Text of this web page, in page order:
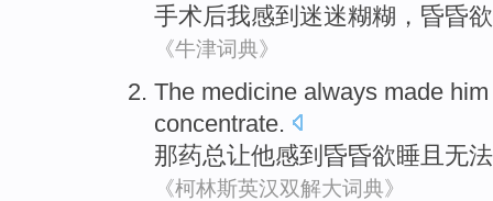
手术后我感到 迷迷糊糊 ， 昏昏
《牛津词典》
The medicine always made him
concentrate.
那药总让他感到 昏昏欲睡 且 无法
《柯林斯英汉双解大词典》